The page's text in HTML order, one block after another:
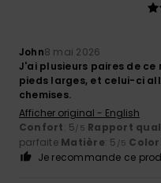
John8 mai 2026
J'ai plusieurs paires de ce
pieds larges, et celui-ci
chemises.
Afficher original - English
Confort: 5/5 Rapport
parfaite Matière: 5 /5
Je recommande ce